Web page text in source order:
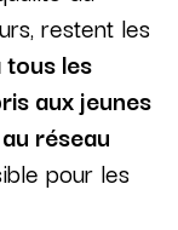
restent les
les
aux jeunes
réseau
pour les